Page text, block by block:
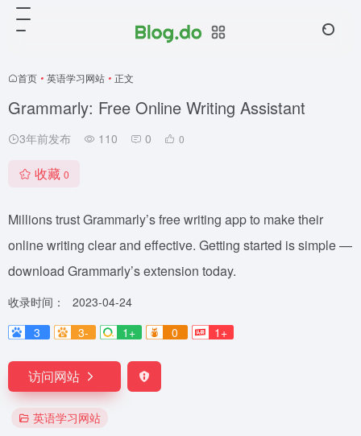
首页 • 英语学习网站 • 正文
Grammarly: Free Online Writing Assistant
3年前发布 110 0 0
收藏 0
Millions trust Grammarly’s free writing app to make their
online writing clear and effective. Getting started is simple —
download Grammarly’s extension today.
收录时间：
2023-04-24
3
3- 1+ 0 1+
访问网站
英语学习网站